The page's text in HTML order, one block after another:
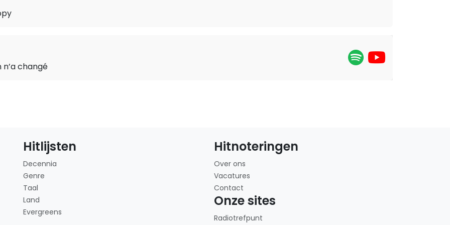
n’a changé
Hitlijsten
Decennia
Genre
Taal
Land
Evergreens
Hitnoteringen
Over ons
Vacatures
Contact
Onze sites
Radiotrefpunt